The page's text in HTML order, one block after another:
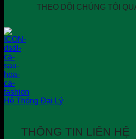
THEO DÕI CHÚNG TÔI
Hệ Thống Đại Lý
THÔNG TIN LIÊN HỆ